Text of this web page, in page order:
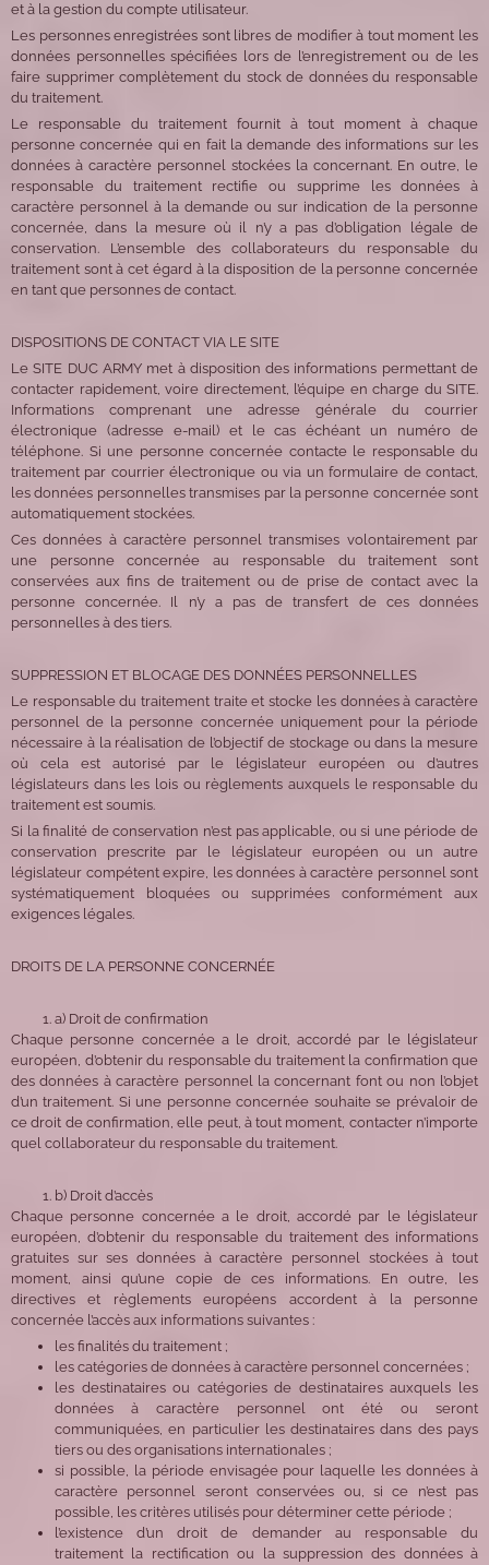
et à la gestion du compte utilisateur.
Les personnes enregistrées sont libres de modifier à tout moment les
données personnelles spécifiées lors de l’enregistrement ou de les
faire supprimer complètement du stock de données du responsable
du traitement.
Le responsable du traitement fournit à tout moment à chaque
personne concernée qui en fait la demande des informations sur les
données à caractère personnel stockées la concernant. En outre, le
responsable du traitement rectifie ou supprime les données à
caractère personnel à la demande ou sur indication de la personne
concernée, dans la mesure où il n’y a pas d’obligation légale de
conservation. L’ensemble des collaborateurs du responsable du
traitement sont à cet égard à la disposition de la personne concernée
en tant que personnes de contact.
DISPOSITIONS DE CONTACT VIA LE SITE
Le SITE DUC ARMY met à disposition des informations permettant de
contacter rapidement, voire directement, l’équipe en charge du SITE.
Informations comprenant une adresse générale du courrier
électronique (adresse e-mail) et le cas échéant un numéro de
téléphone. Si une personne concernée contacte le responsable du
traitement par courrier électronique ou via un formulaire de contact,
les données personnelles transmises par la personne concernée sont
automatiquement stockées.
Ces données à caractère personnel transmises volontairement par
une personne concernée au responsable du traitement sont
conservées aux fins de traitement ou de prise de contact avec la
personne concernée. Il n’y a pas de transfert de ces données
personnelles à des tiers.
SUPPRESSION ET BLOCAGE DES DONNÉES PERSONNELLES
Le responsable du traitement traite et stocke les données à caractère
personnel de la personne concernée uniquement pour la période
nécessaire à la réalisation de l’objectif de stockage ou dans la mesure
où cela est autorisé par le législateur européen ou d’autres
législateurs dans les lois ou règlements auxquels le responsable du
traitement est soumis.
Si la finalité de conservation n’est pas applicable, ou si une période de
conservation prescrite par le législateur européen ou un autre
législateur compétent expire, les données à caractère personnel sont
systématiquement bloquées ou supprimées conformément aux
exigences légales.
DROITS DE LA PERSONNE CONCERNÉE
a) Droit de confirmation
Chaque personne concernée a le droit, accordé par le législateur
européen, d’obtenir du responsable du traitement la confirmation que
des données à caractère personnel la concernant font ou non l’objet
d’un traitement. Si une personne concernée souhaite se prévaloir de
ce droit de confirmation, elle peut, à tout moment, contacter n’importe
quel collaborateur du responsable du traitement.
b) Droit d’accès
Chaque personne concernée a le droit, accordé par le législateur
européen, d’obtenir du responsable du traitement des informations
gratuites sur ses données à caractère personnel stockées à tout
moment, ainsi qu’une copie de ces informations. En outre, les
directives et règlements européens accordent à la personne
concernée l’accès aux informations suivantes :
les finalités du traitement ;
les catégories de données à caractère personnel concernées ;
les destinataires ou catégories de destinataires auxquels les
données à caractère personnel ont été ou seront
communiquées, en particulier les destinataires dans des pays
tiers ou des organisations internationales ;
si possible, la période envisagée pour laquelle les données à
caractère personnel seront conservées ou, si ce n’est pas
possible, les critères utilisés pour déterminer cette période ;
l’existence d’un droit de demander au responsable du
traitement la rectification ou la suppression des données à